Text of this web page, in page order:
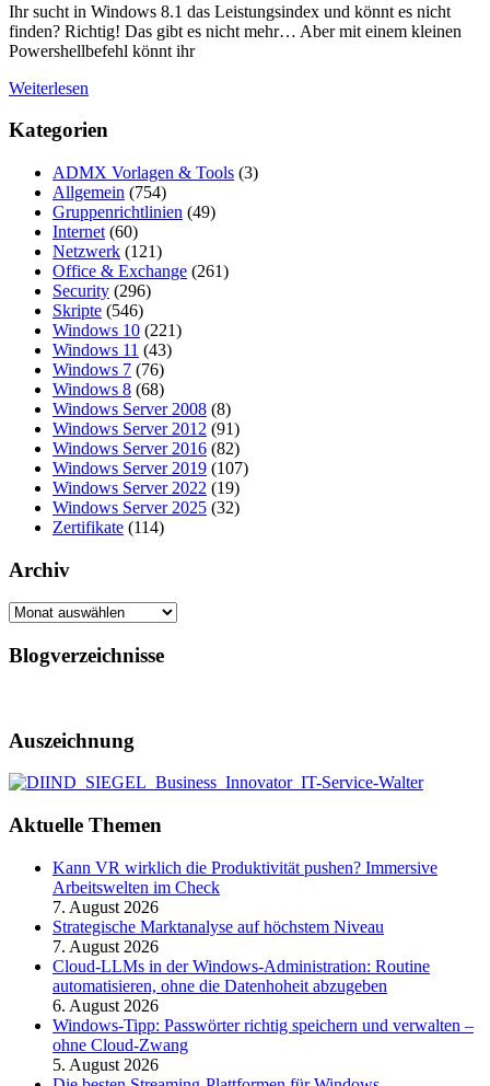
Ihr sucht in Windows 8.1 das Leistungsindex und könnt es nicht
finden? Richtig! Das gibt es nicht mehr… Aber mit einem kleinen
Powershellbefehl könnt ihr
Weiterlesen
Kategorien
ADMX Vorlagen & Tools (3)
Allgemein (754)
Gruppenrichtlinien (49)
Internet (60)
Netzwerk (121)
Office & Exchange (261)
Security (296)
Skripte (546)
Windows 10 (221)
Windows 11 (43)
Windows 7 (76)
Windows 8 (68)
Windows Server 2008 (8)
Windows Server 2012 (91)
Windows Server 2016 (82)
Windows Server 2019 (107)
Windows Server 2022 (19)
Windows Server 2025 (32)
Zertifikate (114)
Archiv
Archiv
Blogverzeichnisse
Auszeichnung
Aktuelle Themen
Kann VR wirklich die Produktivität pushen? Immersive
Arbeitswelten im Check
7. August 2026
Strategische Marktanalyse auf höchstem Niveau
7. August 2026
Cloud-LLMs in der Windows-Administration: Routine
automatisieren, ohne die Datenhoheit abzugeben
6. August 2026
Windows-Tipp: Passwörter richtig speichern und verwalten –
ohne Cloud-Zwang
5. August 2026